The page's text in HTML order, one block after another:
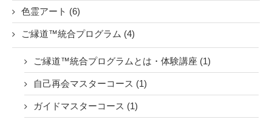
色霊アート (6)
ご縁道™統合プログラム (4)
ご縁道™統合プログラムとは・体験講座 (1)
自己再会マスターコース (1)
ガイドマスターコース (1)